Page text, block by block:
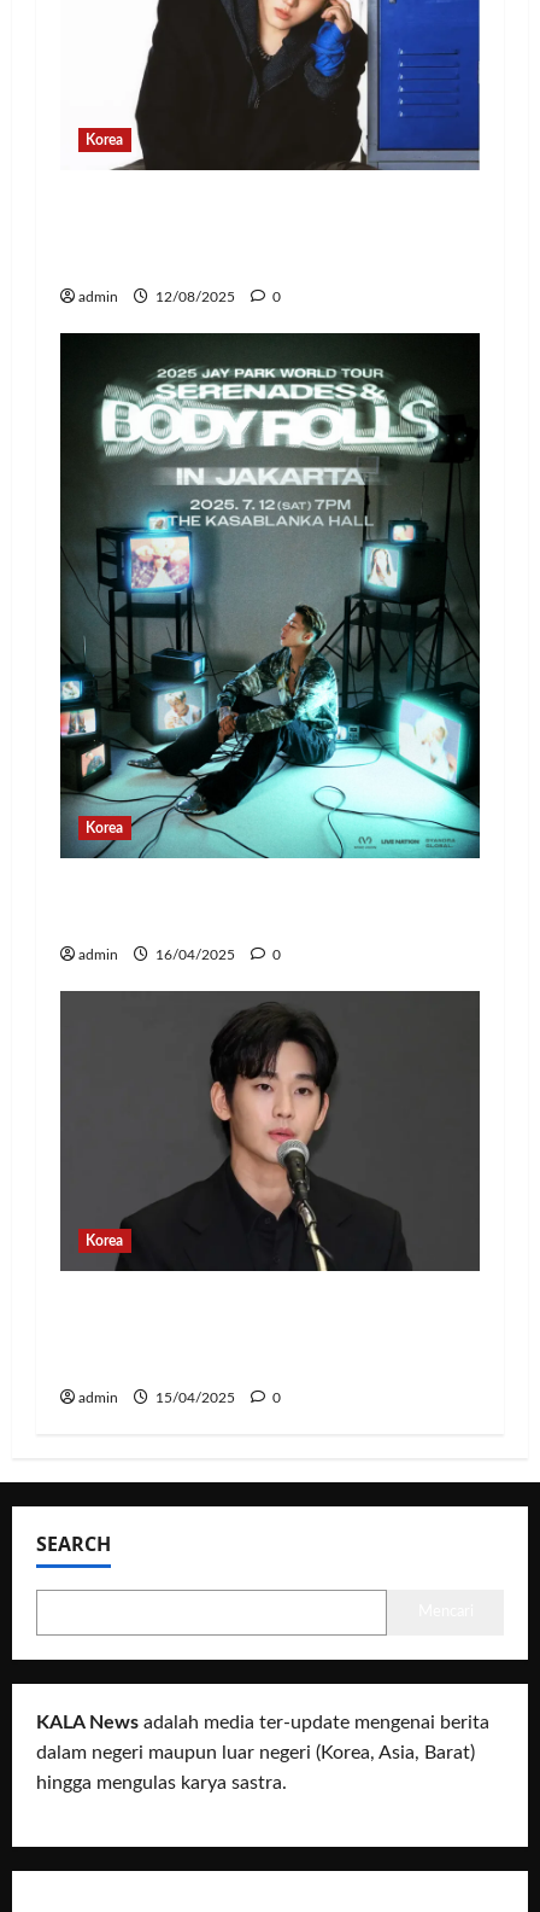
Korea
admin 12/08/2025 0
Korea
admin 16/04/2025 0
Korea
admin 15/04/2025 0
SEARCH
KALA News adalah media ter-update mengenai berita
dalam negeri maupun luar negeri (Korea, Asia, Barat)
hingga mengulas karya sastra.